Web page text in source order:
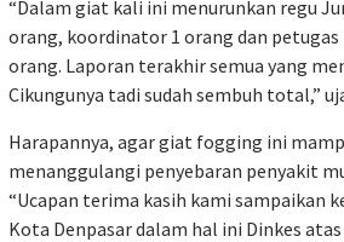
“Dalam giat kali ini menurunkan regu
orang, koordinator 1 orang dan petugas
orang. Laporan terakhir semua yang
Cikungunya tadi sudah sembuh total,”
Harapannya, agar giat fogging ini
menanggulangi penyebaran penyakit
“Ucapan terima kasih kami sampaikan
Kota Denpasar dalam hal ini Dinkes